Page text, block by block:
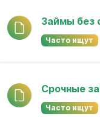
Займы без
Часто ищут
Срочные
Часто ищут